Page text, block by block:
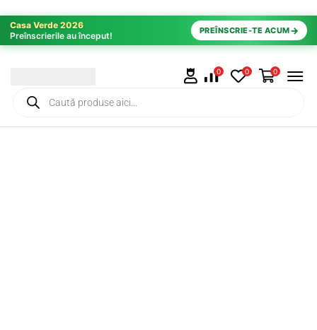
Casa Verde 2026
Preînscrierile au început!
PREÎNSCRIE-TE ACUM→
0 0 0